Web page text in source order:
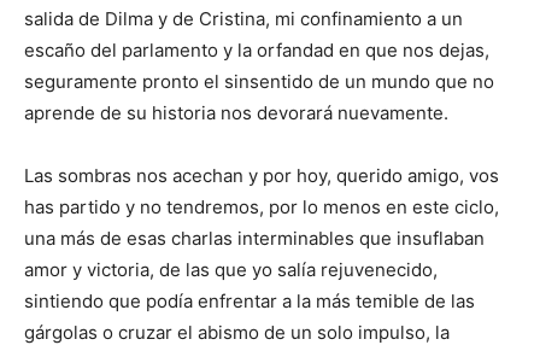
salida de Dilma y de Cristina, mi confinamiento a un
escaño del parlamento y la orfandad en que nos dejas,
seguramente pronto el sinsentido de un mundo que no
aprende de su historia nos devorará nuevamente.
Las sombras nos acechan y por hoy, querido amigo, vos
has partido y no tendremos, por lo menos en este ciclo,
una más de esas charlas interminables que insuflaban
amor y victoria, de las que yo salía rejuvenecido,
sintiendo que podía enfrentar a la más temible de las
gárgolas o cruzar el abismo de un solo impulso, la